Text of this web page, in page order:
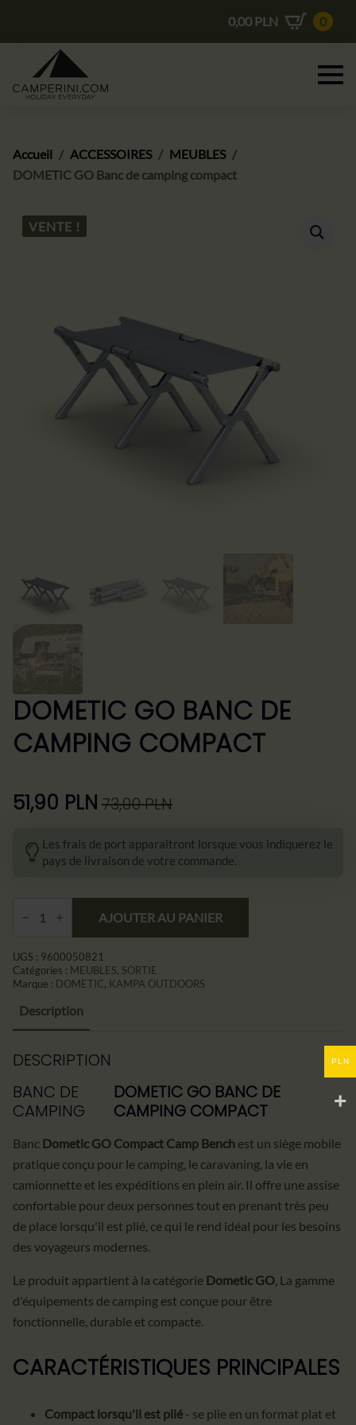
0,00 PLN 0
Accueil ACCESSOIRES
MEUBLES
DOMETIC GO Banc de camping compact
VENTE !
DOMETIC GO BANC DE
CAMPING COMPACT
73,00PLN
Le
prix
initial
73,00 zł.
51,90 PLN
Le
prix
actuel
51,90 zł.
Les frais de port apparaîtront lorsque vous indiquerez le
pays de livraison de votre commande.
DOMETIC
SKŁADANA
Dometic
GO
Compact
Camp
Bench
AJOUTER AU PANIER
UGS : 9600050821
Catégories : MEUBLES, SORTIE
Marque : DOMETIC, KAMPA OUTDOORS
Description
DESCRIPTION
BANC DE
CAMPING
DOMETIC GO BANC DE
CAMPING COMPACT
Banc Dometic GO Compact Camp Bench est un siège mobile
pratique conçu pour le camping, le caravaning, la vie en
camionnette et les expéditions en plein air. Il offre une assise
confortable pour deux personnes tout en prenant très peu
de place lorsqu'il est plié, ce qui le rend idéal pour les besoins
des voyageurs modernes.
Le produit appartient à la catégorie Dometic GO, La gamme
d'équipements de camping est conçue pour être
fonctionnelle, durable et compacte.
CARACTÉRISTIQUES PRINCIPALES
Compact lorsqu'il est plié - se plie en un format plat et
PLN